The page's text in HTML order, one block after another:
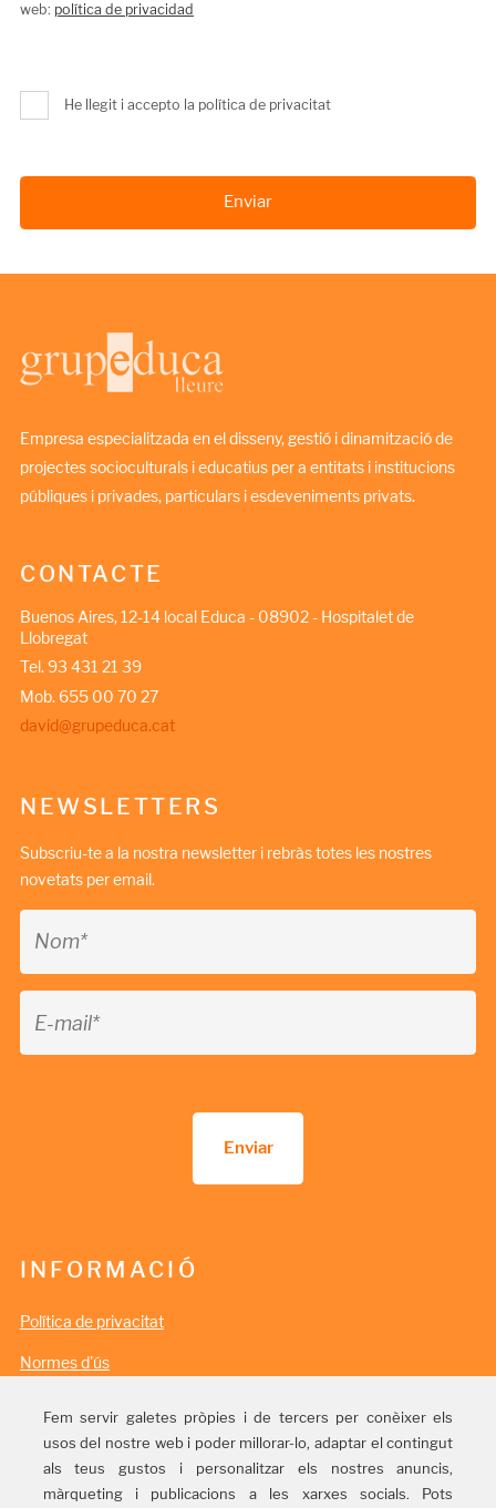
web: política de privacidad
He llegit i accepto la política de privacitat
Empresa especialitzada en el disseny, gestió i dinamització de
projectes socioculturals i educatius per a entitats i institucions
públiques i privades, particulars i esdeveniments privats.
CONTACTE
Buenos Aires, 12-14 local Educa - 08902 - Hospitalet de
Llobregat
Tel. 93 431 21 39
Mob. 655 00 70 27
david@grupeduca.cat
NEWSLETTERS
Subscriu-te a la nostra newsletter i rebràs totes les nostres
novetats per email.
Enviar
INFORMACIÓ
Política de privacitat
Normes d'ús
Informació legal
Fem servir galetes pròpies i de tercers per conèixer els
usos del nostre web i poder millorar-lo, adaptar el contingut
als teus gustos i personalitzar els nostres anuncis,
màrqueting i publicacions a les xarxes socials. Pots